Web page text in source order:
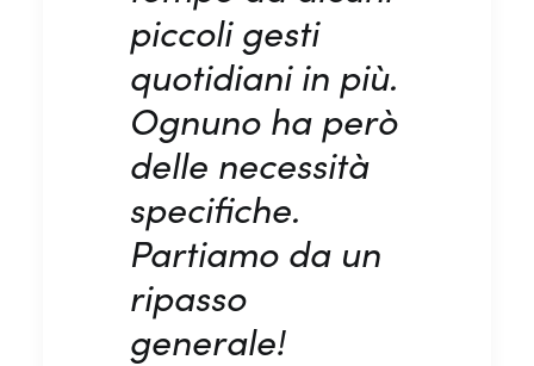
piccoli gesti
quotidiani in più.
Ognuno ha però
delle necessità
specifiche.
Partiamo da un
ripasso
generale!